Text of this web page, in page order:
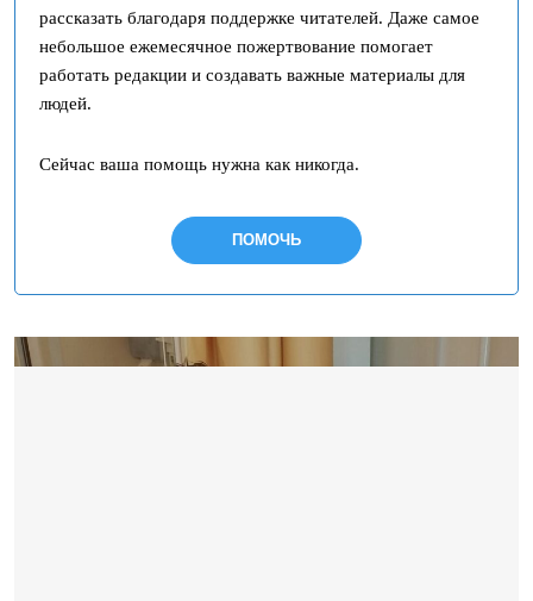
рассказать благодаря поддержке читателей. Даже самое
небольшое ежемесячное пожертвование помогает
работать редакции и создавать важные материалы для
людей.
Сейчас ваша помощь нужна как никогда.
ПОМОЧЬ